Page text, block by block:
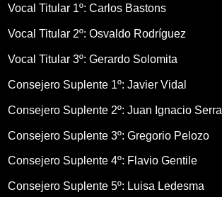
Vocal Titular 1º: Carlos Bastons
Vocal Titular 2º: Osvaldo Rodríguez
Vocal Titular 3º: Gerardo Solomita
Consejero Suplente 1º: Javier Vidal
Consejero Suplente 2º: Juan Ignacio Serra
Consejero Suplente 3º: Gregorio Pelozo
Consejero Suplente 4º: Flavio Gentile
Consejero Suplente 5º: Luisa Ledesma